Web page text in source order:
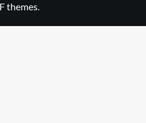
themes.